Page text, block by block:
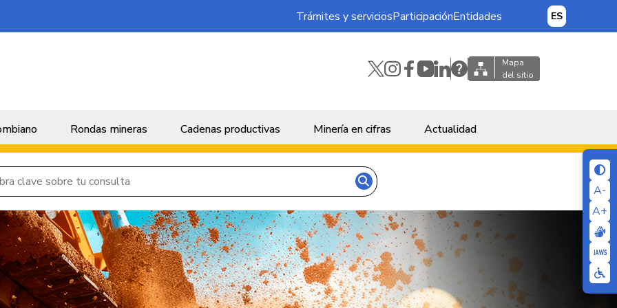
A-
A+
Trámites y serviciosParticipaciónEntidades ES
Mapa
del sitio
micrositios
Rondas mineras Cadenas productivas Minería en cifras Actualidad